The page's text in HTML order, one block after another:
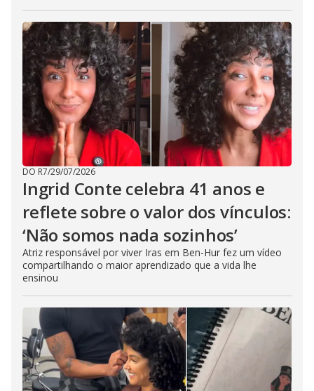
DO R7/29/07/2026
Ingrid Conte celebra 41 anos e
reflete sobre o valor dos vínculos:
‘Não somos nada sozinhos’
Atriz responsável por viver Iras em Ben-Hur fez um vídeo
compartilhando o maior aprendizado que a vida lhe
ensinou